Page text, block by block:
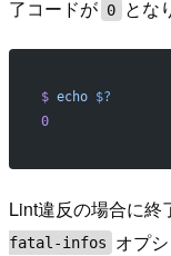
了コードが 0 とな
$ echo $?
0
Lint違反の場合に終
fatal-infos
オプ